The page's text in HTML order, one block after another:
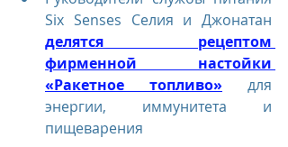
делятся рецептом
фирменной настойки
«Ракетное топливо» для
энергии, иммунитета и
пищеварения